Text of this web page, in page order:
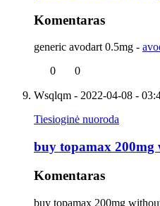
Komentaras
generic avodart 0.5mg -
0
0
Wsqlqm - 2022-04-08 -
Tiesioginė nuoroda
buy topamax
Komentaras
buy topamax 200mg